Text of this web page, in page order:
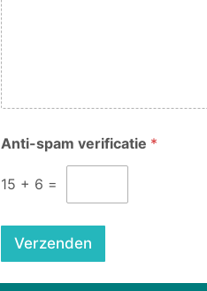
L
y
u
A
n
Anti-spam verificatie *
15 + 6 =
Verzenden